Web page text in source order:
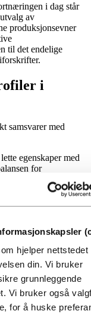
hjelper nettstedet
din. Vi bruker
grunnleggende
Vi bruker også
for å huske
i dag står
av
produksjonsevner
til det endelige
i
samsvarer med
egenskaper med
for
til tradisjonelle
noe som sikrer lang
muliggjør
for å møte
overflater til
estetisk appell
resirkulerbart, i tråd